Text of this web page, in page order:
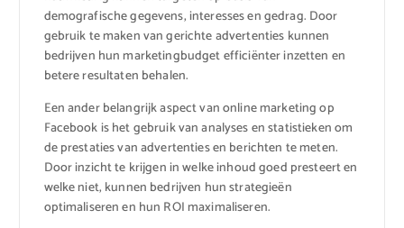
demografische gegevens, interesses en gedrag. Door
gebruik te maken van gerichte advertenties kunnen
bedrijven hun marketingbudget efficiënter inzetten en
betere resultaten behalen.
Een ander belangrijk aspect van online marketing op
Facebook is het gebruik van analyses en statistieken om
de prestaties van advertenties en berichten te meten.
Door inzicht te krijgen in welke inhoud goed presteert en
welke niet, kunnen bedrijven hun strategieën
optimaliseren en hun ROI maximaliseren.